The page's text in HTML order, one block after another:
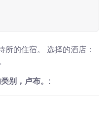
的住宿。 选择的酒店：
别，卢布。: